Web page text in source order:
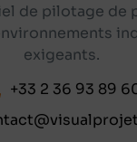
de pilotage de
exigeants.
+33 2 36 93 89